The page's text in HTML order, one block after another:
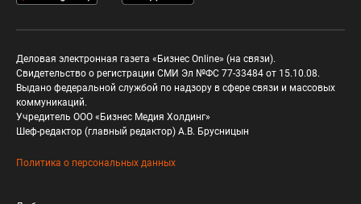
Деловая электронная газета «Бизнес Online» (на связи).
Свидетельство о регистрации СМИ Эл №ФС 77-33484 от 15.10.08.
Выдано федеральной службой по надзору в сфере связи и массовых
коммуникаций.
Учредитель ООО «Бизнес Медия Холдинг»
Шеф-редактор (главный редактор) А.В. Брусницын
Политика о персональных данных